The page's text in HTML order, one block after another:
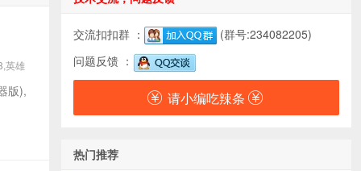
英雄
版),
交流扣扣群 ：
(群号:234082205)
问题反馈 ：
请小编吃辣条
热门推荐